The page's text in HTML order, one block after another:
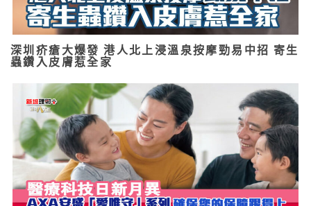
深圳疥瘡大爆發 港人北上浸溫泉按摩勁易中招 寄生
蟲鑽入皮膚惹全家